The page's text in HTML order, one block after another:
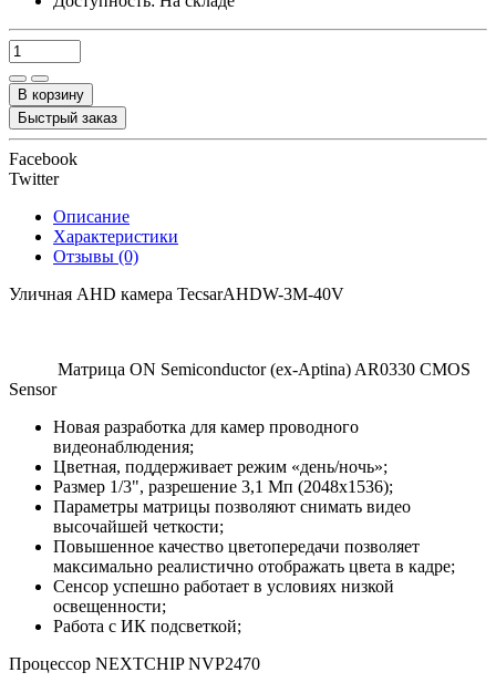
В корзину
Быстрый заказ
Facebook
Twitter
Описание
Характеристики
Отзывы (0)
Уличная AHD камера TecsarAHDW-3M-40V
Матрица ON Semiconductor (ex-Aptina) AR0330 CMOS
Sensor
Новая разработка для камер проводного
видеонаблюдения;
Цветная, поддерживает режим «день/ночь»;
Размер 1/3", разрешение 3,1 Мп (2048x1536);
Параметры матрицы позволяют снимать видео
высочайшей четкости;
Повышенное качество цветопередачи позволяет
максимально реалистично отображать цвета в кадре;
Сенсор успешно работает в условиях низкой
освещенности;
Работа с ИК подсветкой;
Процессор NEXTCHIP NVP2470